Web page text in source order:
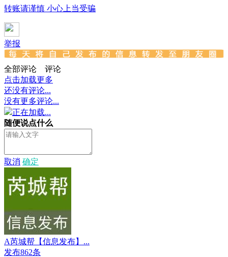
转账请谨慎 小心上当受骗
举报
全部评论
评论
点击加载更多
还没有评论...
没有更多评论...
正在加载...
随便说点什么
取消 确定
A芮城帮【信息发布】...
发布862条